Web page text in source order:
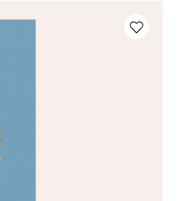
Produktseite und lasse Dir die Karten